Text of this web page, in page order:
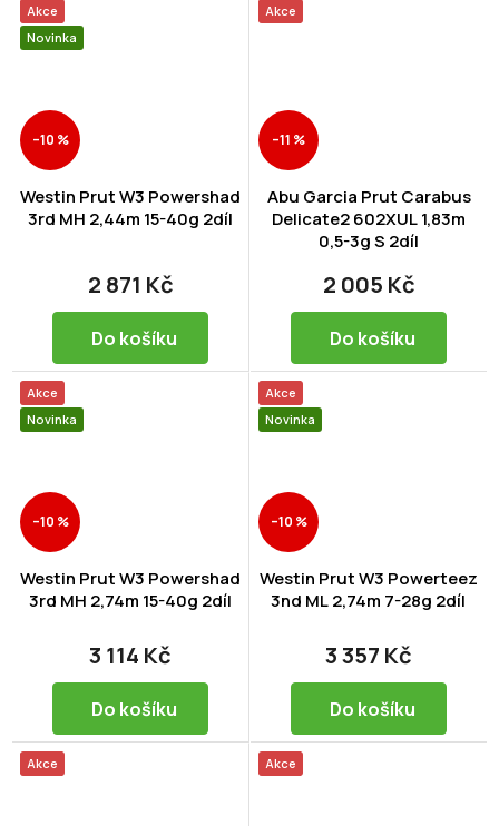
Akce
Novinka
–10 %
Westin Prut W3 Powershad
3rd MH 2,44m 15-40g 2díl
2 871 Kč
Do košíku
Akce
–11 %
Abu Garcia Prut Carabus
Delicate2 602XUL 1,83m
0,5-3g S 2díl
2 005 Kč
Do košíku
Akce
Novinka
–10 %
Westin Prut W3 Powershad
3rd MH 2,74m 15-40g 2díl
3 114 Kč
Do košíku
Akce
Novinka
–10 %
Westin Prut W3 Powerteez
3nd ML 2,74m 7-28g 2díl
3 357 Kč
Do košíku
Akce Akce